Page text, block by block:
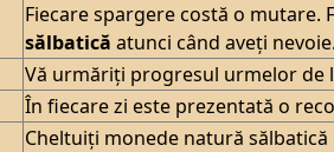
Fiecare spargere costă o mutare.
sălbatică atunci când aveți nevoie.
Vă urmăriți progresul urmelor de
În fiecare zi este prezentată o
Cheltuiți monede natură